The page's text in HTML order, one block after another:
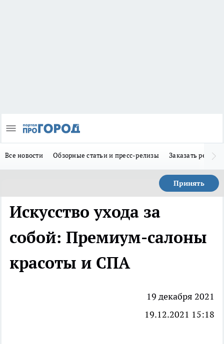
Все новости Обзорные статьи и пресс-релизы Заказать
Принять
Искусство ухода за
собой: Премиум-салоны
красоты и СПА
19 декабря 2021
19.12.2021 15:18